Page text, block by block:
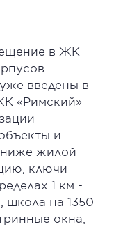
в ЖК
введены в
«Римский» —
и
жилой
ключи
1 км -
школа на 1350
окна,